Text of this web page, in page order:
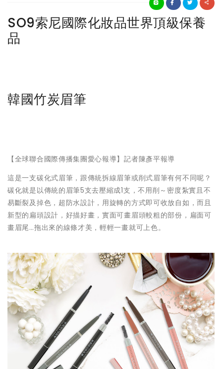
SO9索尼國際化妝品世界頂級保養
品
韓國竹炭眉筆
【全球聯合國際傳播集團愛心報導】記者陳彥平報導
這是一支碳化式眉筆，跟傳統拆線眉筆或削式眉筆有何不同呢？
碳化就是以傳統的眉筆5支去壓縮成1支，不用削～密度紮實且不
易斷裂及掉色，超防水設計，用旋轉的方式即可收放自如，而且
新型的扁頭設計，好描好畫，實面可畫眉頭較粗的部份，扁面可
畫眉尾…拖出來的線條才美，輕輕一畫就可上色。